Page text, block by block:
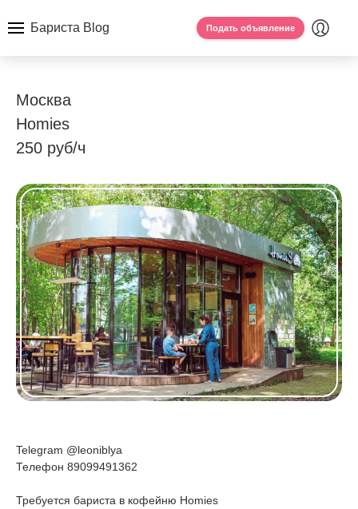
Бариста Blog Подать объявление
Москва
Homies
250 руб/ч
Telegram @leoniblya
Телефон 89099491362
Требуется бариста в кофейню Homies